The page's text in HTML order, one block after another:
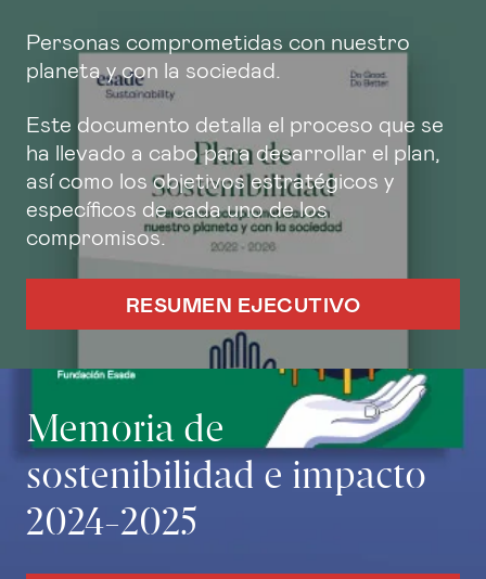
Personas comprometidas con nuestro
planeta y con la sociedad.
Este documento detalla el proceso que se
ha llevado a cabo para desarrollar el plan,
así como los objetivos estratégicos y
específicos de cada uno de los
compromisos.
RESUMEN EJECUTIVO
Memoria de
sostenibilidad e impacto
2024-2025